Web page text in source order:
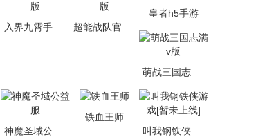
皇者h5手游
萌战三国志满v版
铁血王师
叫我钢铁侠游戏[暂未上线]